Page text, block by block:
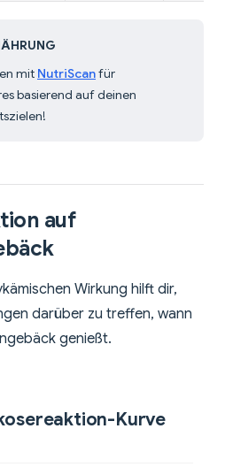
mit NutriScanfür
basierend auf deinen
auf
Wirkung hilft dir,
darüber zu treffen, wann
genießt.
Kurve